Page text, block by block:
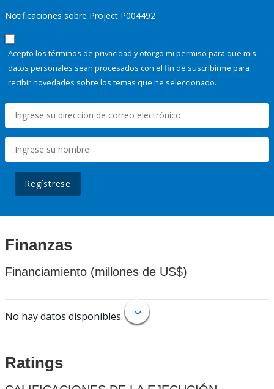
Notificaciones sobre Project P004492
Acepto los términos de privacidad y otorgo mi permiso para que mis
datos personales sean procesados con el fin de suscribirme para
recibir novedades sobre los temas que he seleccionado.
Regístrese
Finanzas
Financiamiento (millones de US$)
No hay datos disponibles.
Ratings